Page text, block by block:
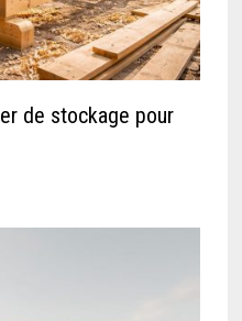
de stockage pour